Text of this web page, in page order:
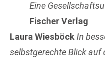
Eine
Fischer Verlag
Laura WiesböckIn
selbstgerechte Blick auf